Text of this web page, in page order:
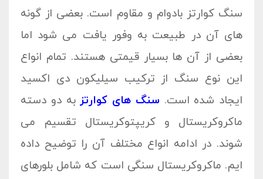
سنگ کوارتز بادوام و مقاوم است. بعضی از گونه
های آن در طبیعت به وفور یافت می شود اما
بعضی از آن ها بسیار قیمتی هستند. تمام انواع
این نوع سنگ از ترکیب سیلیکون دی اکسید
ایجاد شده است. سنگ های کوارتز به دو دسته
ماکروکریستال و کریپتوکریستال تقسیم می
شوند. در ادامه انواع مختلف آن را توضیح داده
ایم. ماکروکریستال سنگی است که شامل بلورهای